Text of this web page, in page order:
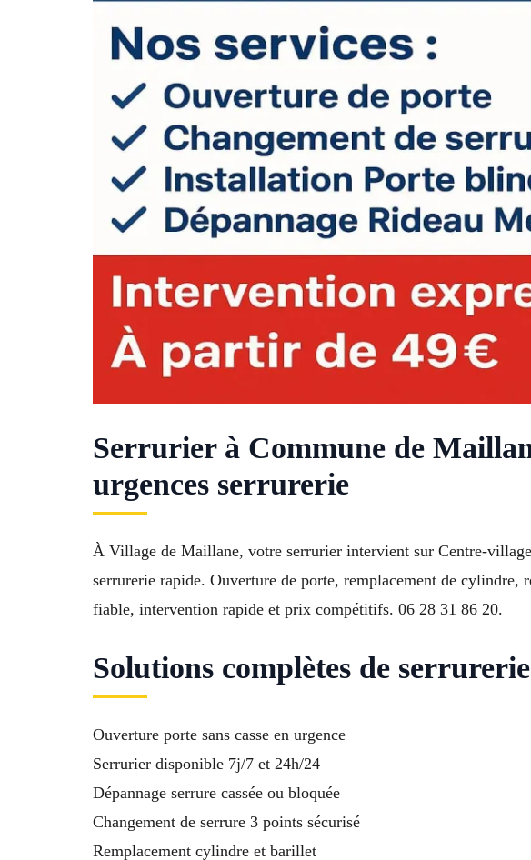
Serrurier à Commune de
urgences serrurerie
À Village de Maillane, votre serrurier intervient sur Centre-
serrurerie rapide. Ouverture de porte, remplacement de
fiable, intervention rapide et prix compétitifs. 06 28 31 86 20.
Solutions complètes de
Ouverture porte sans casse en urgence
Serrurier disponible 7j/7 et 24h/24
Dépannage serrure cassée ou bloquée
Changement de serrure 3 points sécurisé
Remplacement cylindre et barillet